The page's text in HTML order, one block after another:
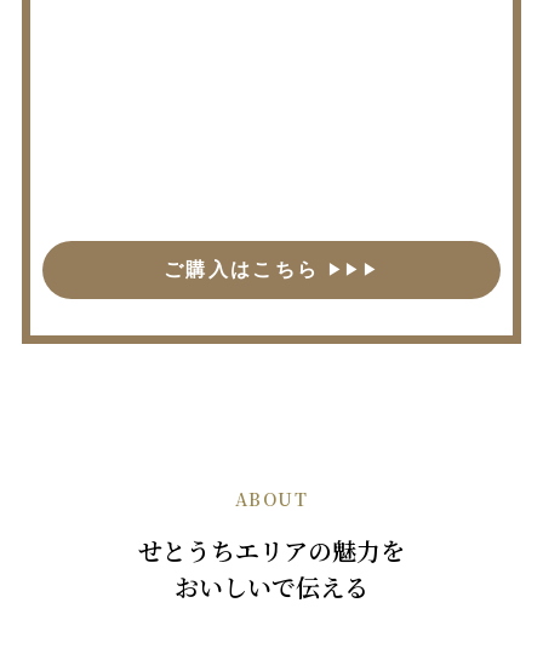
ご購入はこちら ▶︎▶︎▶︎
ABOUT
せとうちエリアの魅力を
おいしいで伝える